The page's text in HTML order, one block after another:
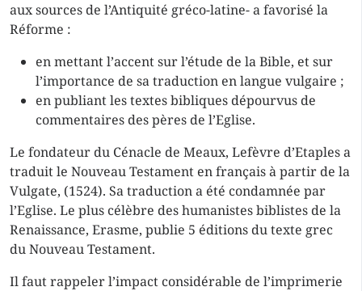
aux sources de l’Antiquité gréco-latine- a favorisé la
Réforme :
en mettant l’accent sur l’étude de la Bible, et sur
l’importance de sa traduction en langue vulgaire ;
en publiant les textes bibliques dépourvus de
commentaires des pères de l’Eglise.
Le fondateur du Cénacle de Meaux, Lefèvre d’Etaples a
traduit le Nouveau Testament en français à partir de la
Vulgate, (1524). Sa traduction a été condamnée par
l’Eglise. Le plus célèbre des humanistes biblistes de la
Renaissance, Erasme, publie 5 éditions du texte grec
du Nouveau Testament.
Il faut rappeler l’impact considérable de l’imprimerie